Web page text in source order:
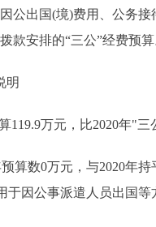
出国(境)费用、公务接
款安排的“三公”经费预算
明
万元，比2020年"三
数0万元，与2020年持
因公事派遣人员出国等